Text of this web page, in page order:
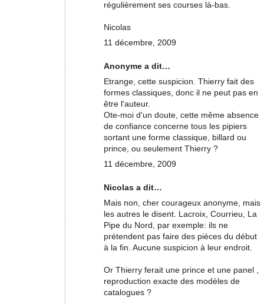
régulièrement ses courses là-bas.
Nicolas
11 décembre, 2009
Anonyme a dit…
Etrange, cette suspicion. Thierry fait des
formes classiques, donc il ne peut pas en
être l'auteur.
Ote-moi d'un doute, cette même absence
de confiance concerne tous les pipiers
sortant une forme classique, billard ou
prince, ou seulement Thierry ?
11 décembre, 2009
Nicolas a dit…
Mais non, cher courageux anonyme, mais
les autres le disent. Lacroix, Courrieu, La
Pipe du Nord, par exemple: ils ne
prétendent pas faire des pièces du début
à la fin. Aucune suspicion à leur endroit.
Or Thierry ferait une prince et une panel ,
reproduction exacte des modèles de
catalogues ?